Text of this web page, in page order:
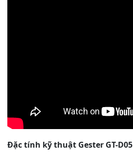
Đặc tính kỹ thuật Gester GT-D05